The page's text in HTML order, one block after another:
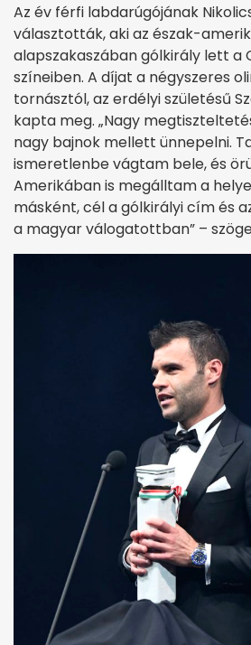
Az év férfi labdarúgójának
választották, aki az észak-
alapszakaszában gólkirály lett a
színeiben. A díjat a négyszeres
tornásztól, az erdélyi születésű
kapta meg. „Nagy
nagy bajnok mellett ünnepelni.
ismeretlenbe vágtam bele, és
Amerikában is megálltam a
másként, cél a gólkirályi cím és
a magyar válogatottban” –